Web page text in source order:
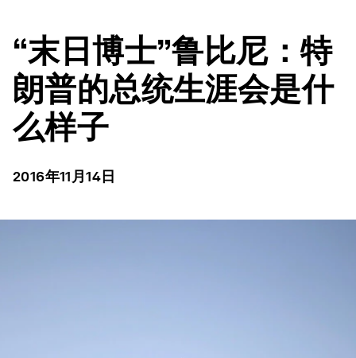
“末日博士”鲁比尼：特
朗普的总统生涯会是什
么样子
2016年11月14日